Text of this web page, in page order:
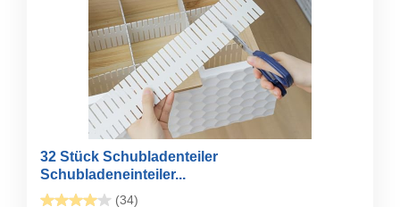
32 Stück Schubladenteiler
Schubladeneinteiler...
(34)